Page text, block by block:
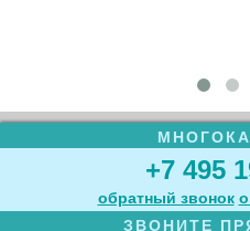
+7 495
обратный звонок
ЗВОНИТЕ